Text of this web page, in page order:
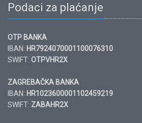
Podaci za plaćanje
OTP BANKA
IBAN: HR7924070001100076310
SWIFT: OTPVHR2X
ZAGREBAČKA BANKA
IBAN: HR1023600001102459219
SWIFT: ZABAHR2X